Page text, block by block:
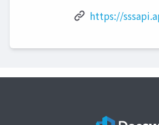
https://